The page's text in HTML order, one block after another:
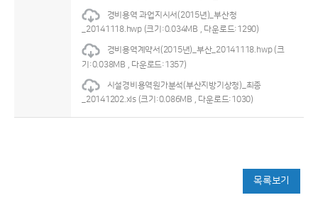
경비용역 과업지시서(2015년)_부산청
_20141118.hwp (크기:0.034MB , 다운로드:1290)
경비용역계약서(2015년)_부산_20141118.hwp (크
기:0.038MB , 다운로드:1357)
시설경비용역원가분석(부산지방기상청)_최종
_20141202.xls (크기:0.086MB , 다운로드:1030)
목록보기